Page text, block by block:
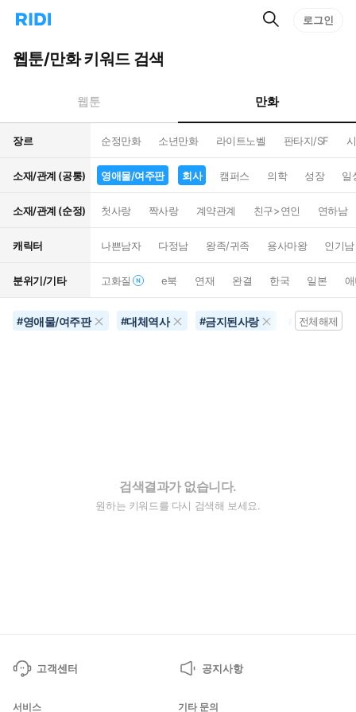
리
홈
으
턴
트
검
로그인
웹툰/만화 키워드 검색
웹툰 만화
장르 순정만화 소년만화 라이트노벨 판타지/SF
소재/관계 (공통) 영애물/여주판 회사 캠퍼스 의학 성장 일
소재/관계 (순정) 첫사랑 짝사랑 계약관계 친구>연인 연하남
캐릭터 나쁜남자 다정남 왕족/귀족 용사마왕 인기남
분위기/기타 고화질 e북 연재 완결 한국 일본
#영애물/여주판 #대체역사 #금지된사랑 회사
전체해제
검색결과가 없습니다.
원하는 키워드를 다시 검색해 보세요.
고객센터 공지사항
서비스 기타 문의